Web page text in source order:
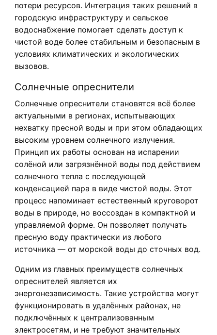
потери ресурсов. Интеграция таких решений в
городскую инфраструктуру и сельское
водоснабжение помогает сделать доступ к
чистой воде более стабильным и безопасным в
условиях климатических и экологических
вызовов.
Солнечные опреснители
Солнечные опреснители становятся всё более
актуальными в регионах, испытывающих
нехватку пресной воды и при этом обладающих
высоким уровнем солнечного излучения.
Принцип их работы основан на испарении
солёной или загрязнённой воды под действием
солнечного тепла с последующей
конденсацией пара в виде чистой воды. Этот
процесс напоминает естественный круговорот
воды в природе, но воссоздан в компактной и
управляемой форме. Он позволяет получать
пресную воду практически из любого
источника — от морской воды до сточных вод.
Одним из главных преимуществ солнечных
опреснителей является их
энергонезависимость. Такие устройства могут
функционировать в удалённых районах, не
подключённых к централизованным
электросетям, и не требуют значительных